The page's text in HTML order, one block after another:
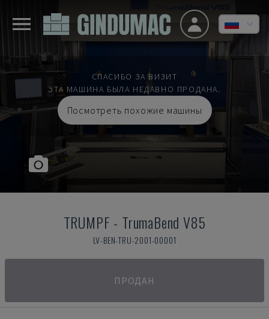
СПАСИБО ЗА ВИЗИТ
ЭТА МАШИНА БЫЛА НЕДАВНО ПРОДАНА.
Посмотреть похожие машины
TRUMPF - TrumaBend V85
LV-BEN-TRU-2001-00001
ПРОДАН